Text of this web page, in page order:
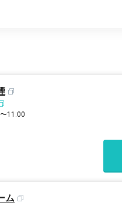
〜11:00
ム